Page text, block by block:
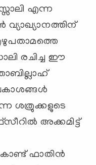
എന്ന
രചിച്ച ഈ
ശത്രുക്കളുടെ
അക്കമിട്ട്‌
ഫാതിന്‍